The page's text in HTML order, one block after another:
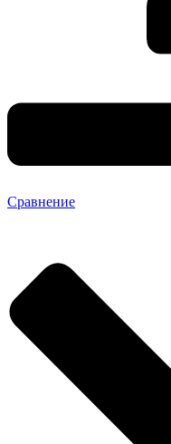
Сравнение